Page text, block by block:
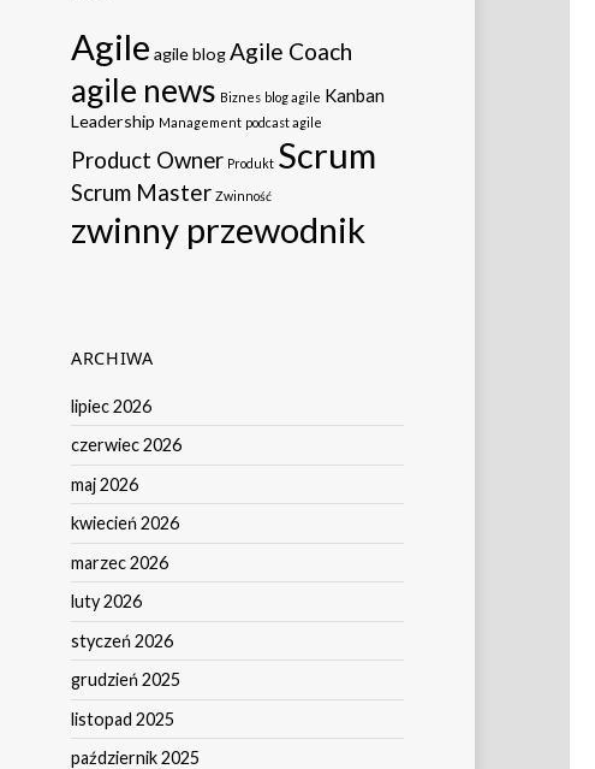
Agile agile blogAgile Coach
agile news Biznes blog agile Kanban
Leadership Management podcast agile
Product Owner Produkt Scrum
Scrum Master Zwinność
zwinny przewodnik
ARCHIWA
lipiec 2026
czerwiec 2026
maj 2026
kwiecień 2026
marzec 2026
luty 2026
styczeń 2026
grudzień 2025
listopad 2025
październik 2025